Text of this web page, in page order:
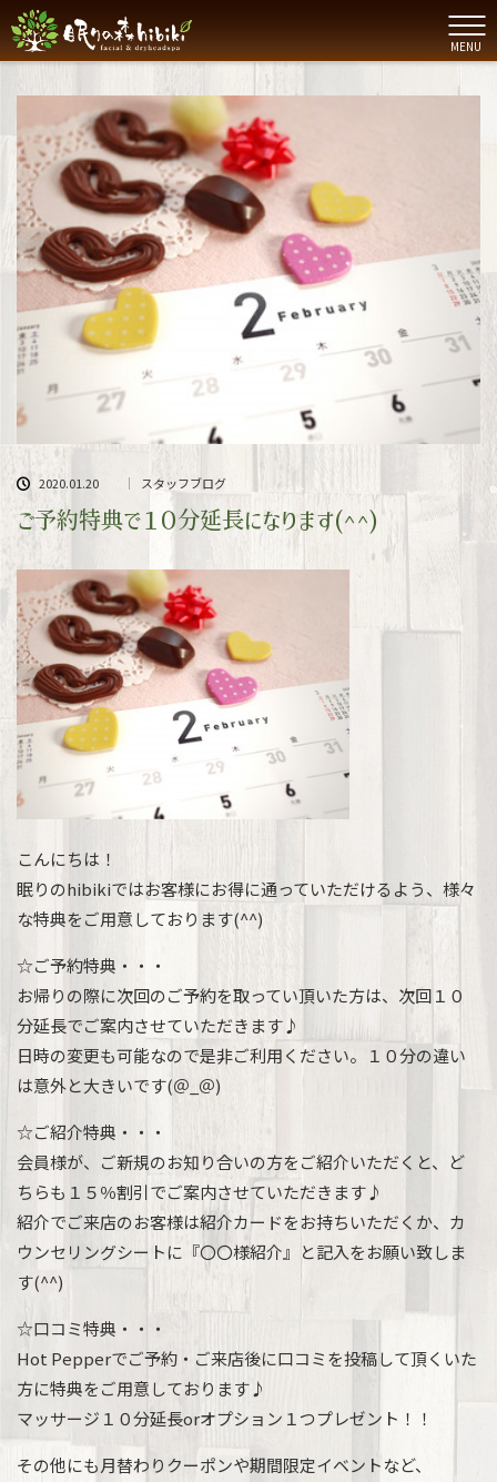
MENU
2020.01.20 スタッフブログ
ご予約特典で１０分延長になります(^^)
こんにちは！
眠りのhibikiではお客様にお得に通っていただけるよう、様々
な特典をご用意しております(^^)
☆ご予約特典・・・
お帰りの際に次回のご予約を取ってい頂いた方は、次回１０
分延長でご案内させていただきます♪
日時の変更も可能なので是非ご利用ください。１０分の違い
は意外と大きいです(＠_＠)
☆ご紹介特典・・・
会員様が、ご新規のお知り合いの方をご紹介いただくと、ど
ちらも１５％割引でご案内させていただきます♪
紹介でご来店のお客様は紹介カードをお持ちいただくか、カ
ウンセリングシートに『〇〇様紹介』と記入をお願い致しま
す(^^)
☆口コミ特典・・・
Hot Pepperでご予約・ご来店後に口コミを投稿して頂くいた
方に特典をご用意しております♪
マッサージ１０分延長orオプション１つプレゼント！！
その他にも月替わりクーポンや期間限定イベントなど、